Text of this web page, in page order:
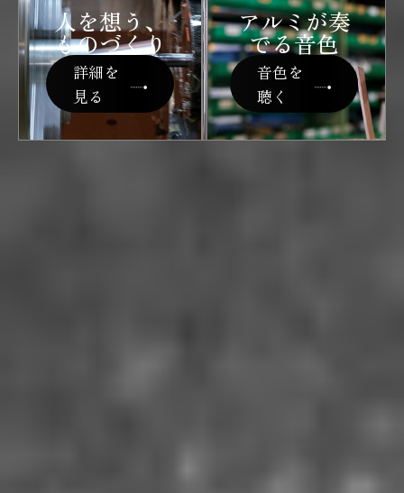
人を想う、
ものづくり
詳細を
見る
アルミが奏
でる音色
音色を
聴く